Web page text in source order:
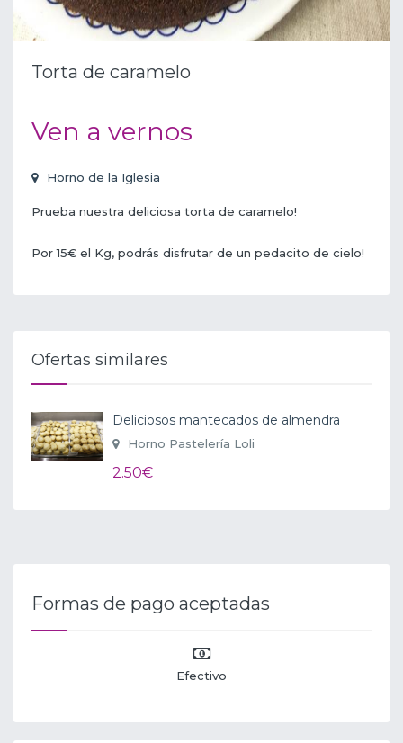
Torta de caramelo
Ven a vernos
Horno de la Iglesia
Prueba nuestra deliciosa torta de caramelo!
Por 15€ el Kg, podrás disfrutar de un pedacito de cielo!
Ofertas similares
Deliciosos mantecados de almendra
Horno Pastelería Loli
2.50€
Formas de pago aceptadas
Efectivo